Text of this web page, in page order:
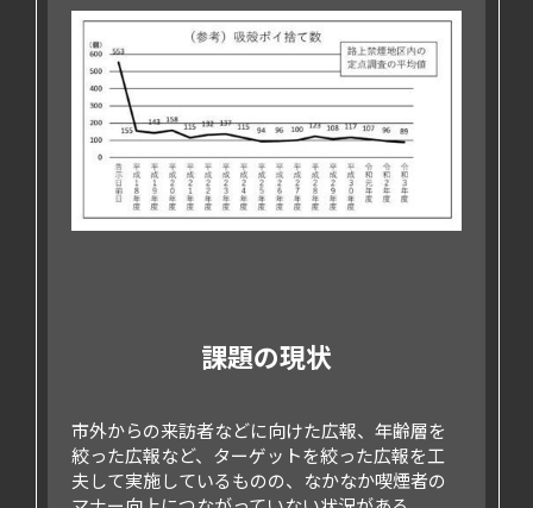
課題の現状
市外からの来訪者などに向けた広報、年齢層を
絞った広報など、ターゲットを絞った広報を工
夫して実施しているものの、なかなか喫煙者の